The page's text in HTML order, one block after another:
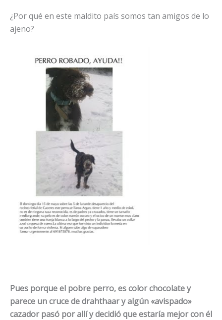
¿Por qué en este maldito país somos tan amigos de lo
ajeno?
Pues porque el pobre perro, es color chocolate y
parece un cruce de drahthaar y algún «avispado»
cazador pasó por allí y decidió que estaría mejor con él